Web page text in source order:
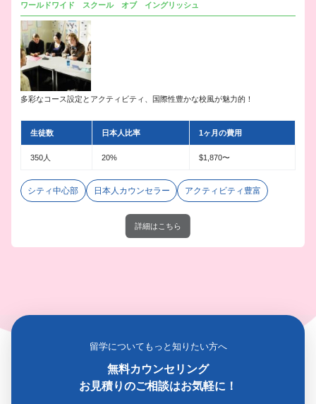
ワールドワイド スクール オブ イングリッシュ
多彩なコース設定とアクティビティ、国際性豊かな校風が魅力的！
生徒数 日本人比率 1ヶ月の費用
350人 20% $1,870〜
シティ中心部 日本人カウンセラー アクティビティ豊富
詳細はこちら
留学についてもっと知りたい方へ
無料カウンセリング
お見積りのご相談はお気軽に！